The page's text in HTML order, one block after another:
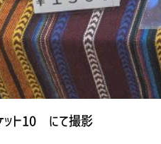
ット10 にて撮影